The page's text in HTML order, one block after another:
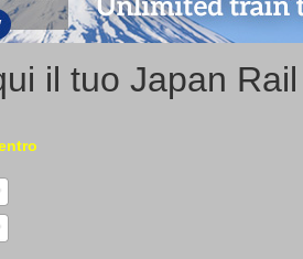
il tuo Japan